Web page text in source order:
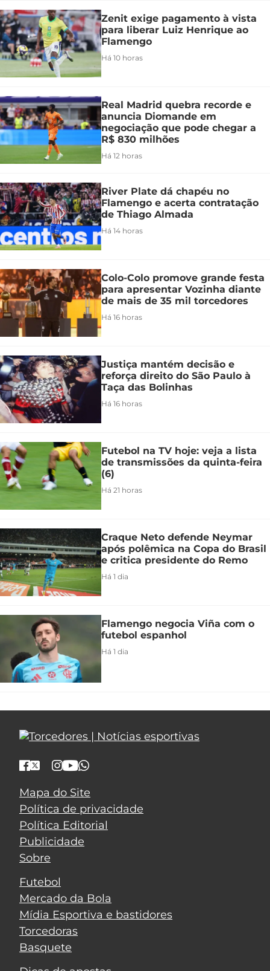
Zenit exige pagamento à vista
para liberar Luiz Henrique ao
Flamengo
Há 10 horas
Real Madrid quebra recorde e
anuncia Diomande em
negociação que pode chegar a
R$ 830 milhões
Há 12 horas
River Plate dá chapéu no
Flamengo e acerta contratação
de Thiago Almada
Há 14 horas
Colo-Colo promove grande festa
para apresentar Vozinha diante
de mais de 35 mil torcedores
Há 16 horas
Justiça mantém decisão e
reforça direito do São Paulo à
Taça das Bolinhas
Há 16 horas
Futebol na TV hoje: veja a lista
de transmissões da quinta-feira
(6)
Há 21 horas
Craque Neto defende Neymar
após polêmica na Copa do Brasil
e critica presidente do Remo
Há 1 dia
Flamengo negocia Viña com o
futebol espanhol
Há 1 dia
Mapa do Site
Política de privacidade
Política Editorial
Publicidade
Sobre
Futebol
Mercado da Bola
Mídia Esportiva e bastidores
Torcedoras
Basquete